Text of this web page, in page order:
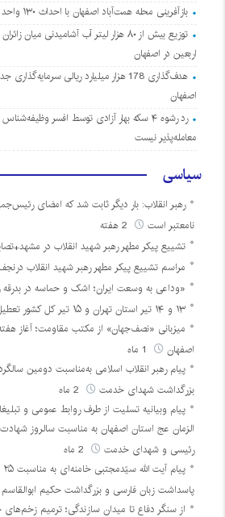
بازآفرینی محله همت‌آباد اصفهان با احداث ۱۳۰ واحد مسکونی جدید آغاز می‌شود
توزیع بیش از ۸۰ هزار لیتر آب آشامیدنی
اربعین در اصفهان
هدف‌گذاری 178 هزار میلیارد ریالی
اصفهان
رد رشوه ۴ سکه بهار آزادی توسط افسر
معامله‌پذیر نیست
سیاسی
رهبر انقلاب: بار دیگر ثابت شد که امضای
نامعتبر است
تشییع پیکر مطهر رهبر شهید انقلاب در
مراسم تشییع پیکر مطهر رهبر شهید انقلاب
«وداعی به وسعت ایران؛ اشک و حماسه در بدرقه
۱۳ و ۱۴ تیر استان تهران و ۱۵ تیر کل کشور تعطیل است
میزبانی «نصف‌جهان» از مکتب مقاومت؛ آغاز
اصفهان
پیام رهبر انقلاب اسلامی به‌مناسبت دومین
بزرگداشت شهدای خدمت
پیام وبیانیه تسلیت از طرف روابط عمومی و
الزمان عج استان اصفهان به مناسبت سالروز
رئیسی و شهدای خدمت
پاسداشت زبان فارسی و بزرگداشت حکیم